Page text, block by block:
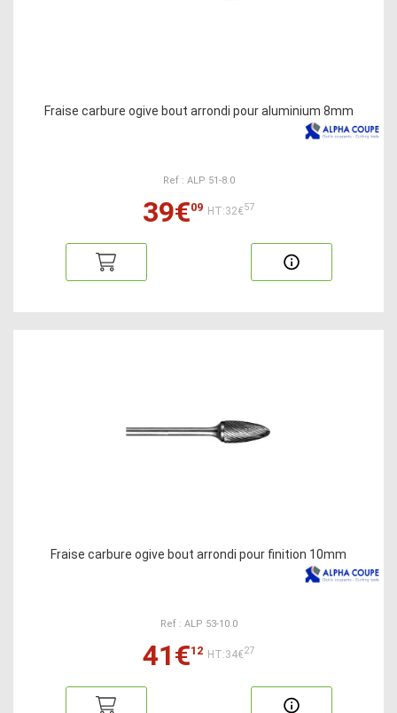
Fraise carbure ogive bout arrondi pour aluminium 8mm
Ref : ALP 51-8.0
39€09 HT:32€57
Fraise carbure ogive bout arrondi pour finition 10mm
Ref : ALP 53-10.0
41€12 HT:34€27